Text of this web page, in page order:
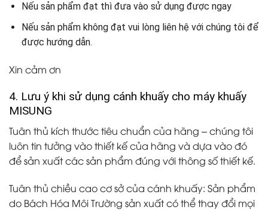
Nếu sản phẩm đạt thì đưa vào sử dụng được ngay
Nếu sản phẩm không đạt vui lòng liên hệ với chúng tôi để
được hướng dẫn.
Xin cảm ơn
4. Lưu ý khi sử dụng cánh khuấy cho máy khuấy
MISUNG
Tuân thủ kích thước tiêu chuẩn của hãng – chúng tôi
luôn tin tưởng vào thiết kế của hãng và dựa vào đó
để sản xuất các sản phẩm đúng với thông số thiết kế.
Tuân thủ chiều cao cơ sở của cánh khuấy: Sản phẩm
do Bách Hóa Môi Trường sản xuất có thể thay đổi mọi